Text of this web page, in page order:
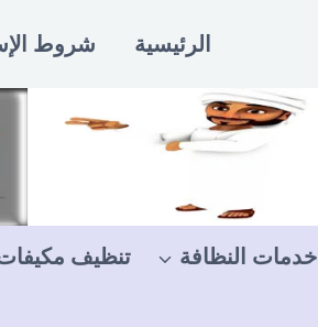
الرئيسية شروط
خدمات النظافة تنظيف